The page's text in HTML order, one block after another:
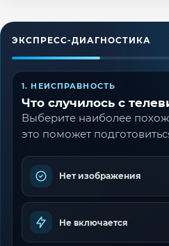
ЭКСПРЕСС-ДИАГНОСТИКА
1. НЕИСПРАВНОСТЬ
Что случилось с
Выберите наиболее
это поможет
Нет изображения
Не включается